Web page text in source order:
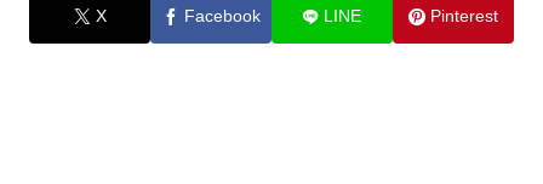
X Facebook LINE Pinterest